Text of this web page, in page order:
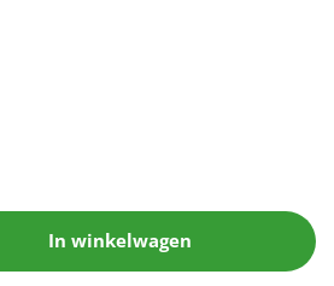
In winkelwagen